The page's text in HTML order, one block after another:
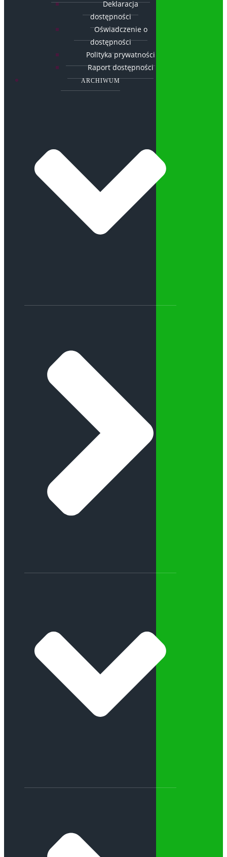
Deklaracja
dostępności
Oświadczenie o
dostępności
Polityka prywatności
Raport dostępności
ARCHIWUM